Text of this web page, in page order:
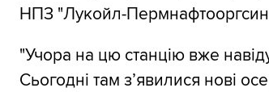
НПЗ "Лукойл-
"Учора на цю станцію вже
Сьогодні там з’явилися нові